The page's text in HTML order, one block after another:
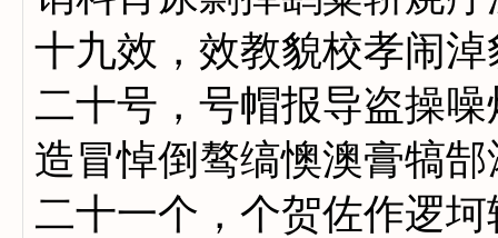
十九效，效教貌校孝闹
二十号，号帽报导盗操
造冒悼倒骜缟懊澳膏犒
二十一个，个贺佐作逻